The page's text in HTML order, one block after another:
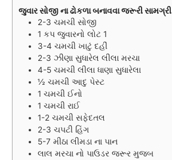
જુવાર સોજી ના ઢોકળા બનાવવા જરૂરી સામગ્રી
2-3 ચમચી સોજી
1 કપ જુવારનો લોટ 1
3-4 ચમચી ખાટું દહીં
2-3 ઝીણા સુધારેલ લીલા મરચા
4-5 ચમચી લીલા ધાણા સુધારેલા
½ ચમચી આદુ પેસ્ટ
1 ચમચી ઈનો
1 ચમચી રાઈ
1-2 ચમચી સફેદતલ
2-3 ચપટી હિંગ
5-7 મીઠા લીમડા ના પાન
લાલ મરચા નો પાઉડર જરૂર મુજબ